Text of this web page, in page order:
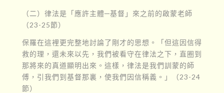
（二）律法是「應許主體─基督」來之前的啟蒙老師
（23-25節）
保羅在這裡更完整地討論了剛才的思想。「但這因信得
救的理，還未來以先，我們被看守在律法之下，直圈到
那將來的真道顯明出來。這樣，律法是我們訓蒙的師
傅，引我們到基督那裏，使我們因信稱義。」（23-24
節）